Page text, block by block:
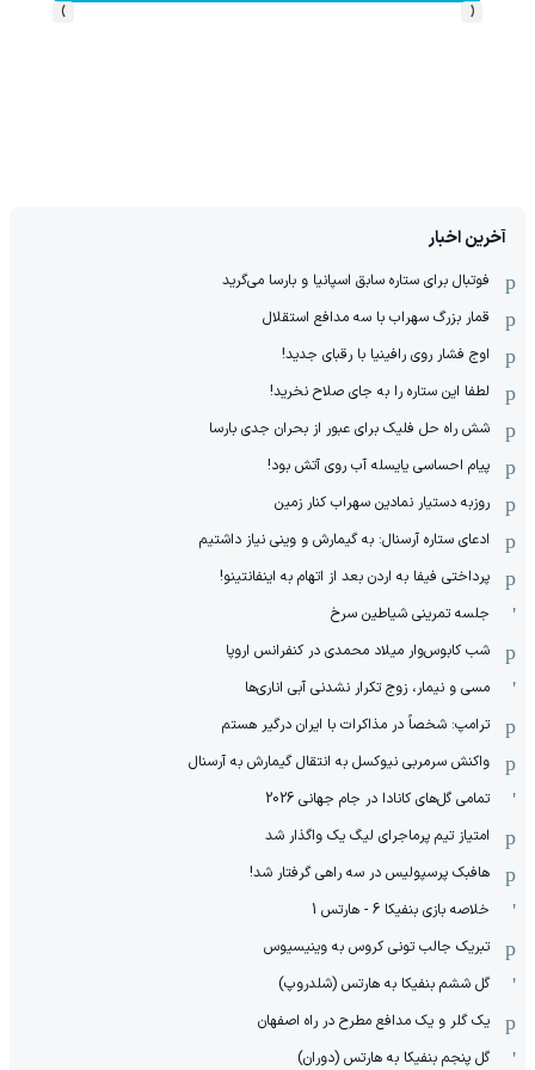
‹
›
آخرین اخبار
فوتبال برای ستاره سابق اسپانیا و بارسا می‌گرید
قمار بزرگ سهراب با سه مدافع استقلال
اوج فشار روی رافینیا با رقبای جدید!
لطفا این ستاره را به جای صلاح نخرید!
شش راه حل فلیک برای عبور از بحران جدی بارسا
پیام احساسی یایسله آب روی آتش بود!
روزبه دستیار نمادین سهراب کنار زمین
ادعای ستاره آرسنال: به گیمارش و وینی نیاز داشتیم
پرداختی فیفا به اردن بعد از اتهام به اینفانتینو!
جلسه تمرینی شیاطین سرخ
شب کابوس‌وار میلاد محمدی در کنفرانس اروپا
مسی و نیمار، زوج تکرار نشدنی آبی اناری‌ها
ترامپ: شخصاً در مذاکرات با ایران درگیر هستم
واکنش سرمربی نیوکسل به انتقال گیمارش به آرسنال
تمامی گل‌های کانادا در جام جهانی 2026
امتیاز تیم پرماجرای لیگ یک واگذار شد
هافبک پرسپولیس در سه راهی گرفتار شد!
خلاصه بازی بنفیکا 6 - هارتس 1
تبریک جالب تونی کروس به وینیسیوس
گل ششم بنفیکا به هارتس (شلدروپ)
یک گلر و یک مدافع مطرح در راه اصفهان
گل پنجم بنفیکا به هارتس (دوران)